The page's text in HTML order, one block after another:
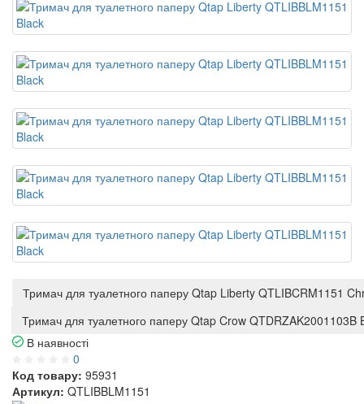
Тримач для туалетного паперу Qtap Liberty QTLIBCRM1151
Тримач для туалетного паперу Qtap Crow QTDRZAK2001103B
В наявності
0
Код товару: 95931
Артикул: QTLIBBLM1151